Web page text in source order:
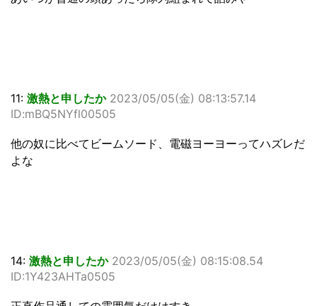
11: 激熱と申したか 2023/05/05(金) 08:13:57.14
ID:mBQ5NYfl00505
他の奴に比べてビームソード、電磁ヨーヨーってハズレだ
よな
14: 激熱と申したか 2023/05/05(金) 08:15:08.54
ID:1Y423AHTa0505